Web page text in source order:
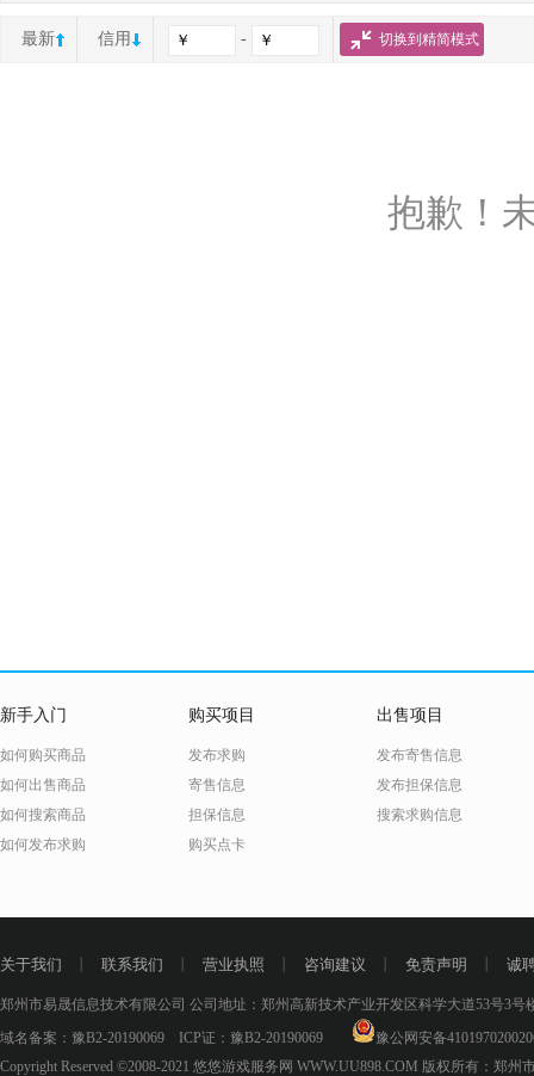
最新 信用 - 切换到精简模式
抱歉！
新手入门
如何购买商品
如何出售商品
如何搜索商品
如何发布求购
购买项目
发布求购
寄售信息
担保信息
购买点卡
出售项目
发布寄售信息
发布担保信息
搜索求购信息
关于我们 联系我们 营业执照 咨询建议 免责声明 诚
郑州市易晟信息技术有限公司 公司地址：郑州高新技术产业开发区科学大道53号3号
域名备案： 豫B2-20190069 ICP证： 豫B2-20190069
豫公网安备
Copyright Reserved ©2008-2021 悠悠游戏服务网 WWW.UU898.COM 版权所有：郑州